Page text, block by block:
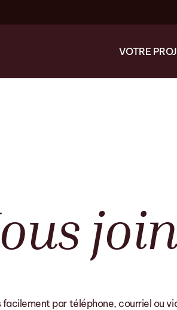
VOTRE
par téléphone, courriel ou